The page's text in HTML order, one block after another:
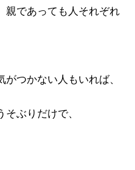
親であっても人それぞれ
つかない人もいれば、
ぶりだけで、